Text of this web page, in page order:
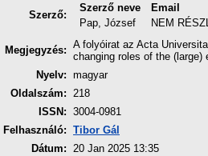
Szerző:
Szerző neve Email
Pap, József
NEM
Megjegyzés: A folyóirat az Acta
changing roles of the
Nyelv: magyar
Oldalszám: 218
ISSN: 3004-0981
Felhasználó: Tibor Gál
Dátum: 20 Jan 2025 13:35